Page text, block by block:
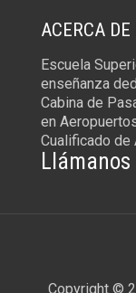
ACERCA DE
Escuela
enseñanza
Cabina de
en
Cualificado de
Copyright ©